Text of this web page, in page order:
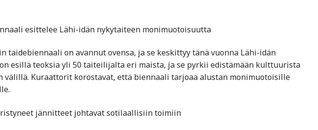
esittelee Lähi-idän nykytaiteen monimuotoisuutta
taidebiennaali on avannut ovensa, ja se keskittyy tänä vuonna Lähi-idän
esillä teoksia yli 50 taiteilijalta eri maista, ja se pyrkii edistämään kulttuurista
välillä. Kuraattorit korostavat, että biennaali tarjoaa alustan monimuotoisille
jännitteet johtavat sotilaallisiin toimiin